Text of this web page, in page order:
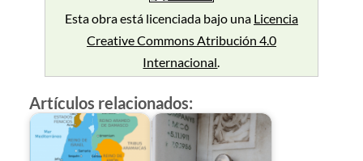
Esta obra está licenciada bajo una Licencia
Creative Commons Atribución 4.0
Internacional.
Artículos relacionados: